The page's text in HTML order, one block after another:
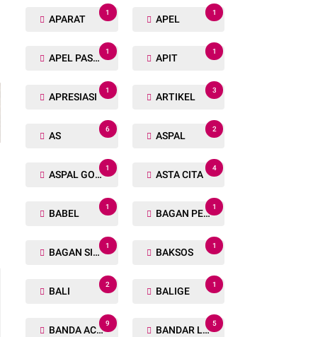
APARAT
1
APEL
1
APEL PASUKAN
1
APIT
1
APRESIASI
1
ARTIKEL
3
AS
6
ASPAL
2
ASPAL GORENG
1
ASTA CITA
4
BABEL
1
BAGAN PETE
1
BAGAN SIAPIN API
1
BAKSOS
1
BALI
2
BALIGE
1
BANDA ACEH
9
BANDAR LAMPUNG
5